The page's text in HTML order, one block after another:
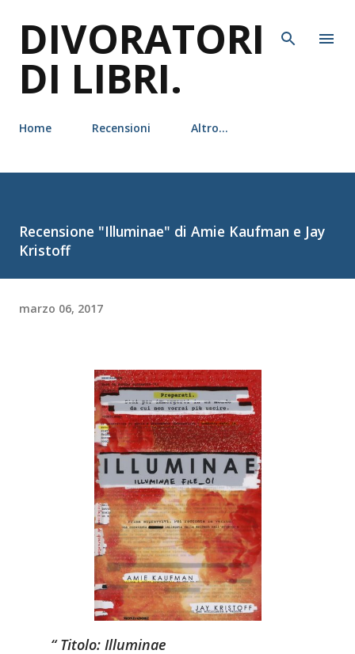
DIVORATORI
DI LIBRI.
Home Recensioni Altro…
Recensione "Illuminae" di Amie Kaufman e Jay
Kristoff
marzo 06, 2017
Titolo: Illuminae